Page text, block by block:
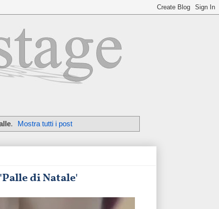
. Mostra tutti i post
di Natale'